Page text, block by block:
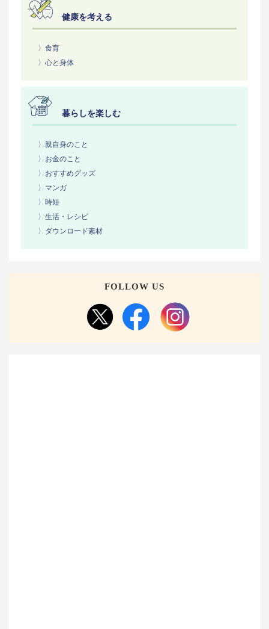
健康を考える
〉食育
〉心と身体
暮らしを楽しむ
〉親自身のこと
〉お金のこと
〉おすすめグッズ
〉マンガ
〉時短
〉生活・レシピ
〉ダウンロード素材
FOLLOW US